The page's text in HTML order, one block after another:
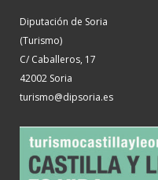
Diputación de Soria
(Turismo)
C/ Caballeros, 17
42002 Soria
turismo@dipsoria.es